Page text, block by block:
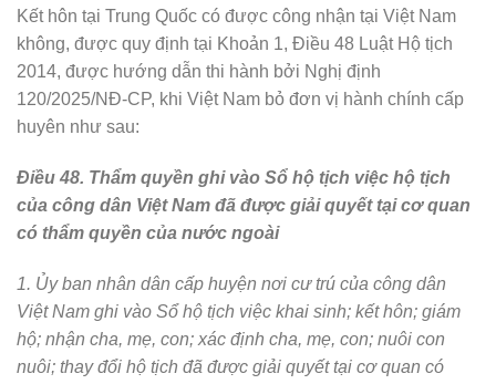
Kết hôn tại Trung Quốc có được công nhận tại Việt Nam
không, được quy định tại Khoản 1, Điều 48 Luật Hộ tịch
2014, được hướng dẫn thi hành bởi Nghị định
120/2025/NĐ-CP, khi Việt Nam bỏ đơn vị hành chính cấp
huyên như sau:
Điều 48. Thẩm quyền ghi vào Sổ hộ tịch việc hộ tịch
của công dân Việt Nam đã được giải quyết tại cơ quan
có thẩm quyền của nước ngoài
1. Ủy ban nhân dân cấp huyện nơi cư trú của công dân
Việt Nam ghi vào Sổ hộ tịch việc khai sinh; kết hôn; giám
hộ; nhận cha, mẹ, con; xác định cha, mẹ, con; nuôi con
nuôi; thay đổi hộ tịch đã được giải quyết tại cơ quan có